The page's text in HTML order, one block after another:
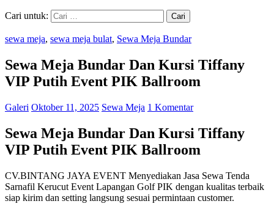
Cari untuk:
sewa meja, sewa meja bulat, Sewa Meja Bundar
Sewa Meja Bundar Dan Kursi Tiffany
VIP Putih Event PIK Ballroom
Galeri Oktober 11, 2025 Sewa Meja 1 Komentar
Sewa Meja Bundar Dan Kursi Tiffany
VIP Putih Event PIK Ballroom
CV.BINTANG JAYA EVENT Menyediakan Jasa Sewa Tenda
Sarnafil Kerucut Event Lapangan Golf PIK dengan kualitas terbaik
siap kirim dan setting langsung sesuai permintaan customer.